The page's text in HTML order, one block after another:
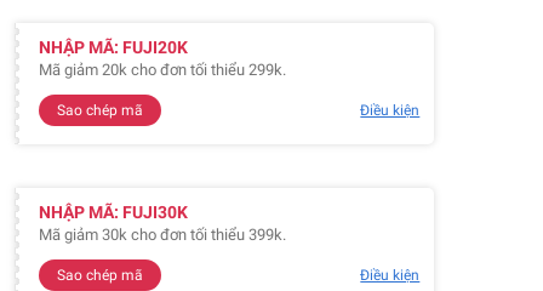
NHẬP MÃ: FUJI20K
Mã giảm 20k cho đơn tối thiểu 299k.
Sao chép mã Điều kiện
NHẬP MÃ: FUJI30K
Mã giảm 30k cho đơn tối thiểu 399k.
Sao chép mã Điều kiện